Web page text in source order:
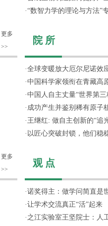
更多
>>
更多
>>
·“数智力学的理论与方法”
院 所
·全球变暖放大厄尔尼诺效
·中国科学家领衔在青藏高
·中国人自主丈量“世界第
· 成功产生并鉴别稀有原子
· 王继红: 做自主创新的“追
· 以匠心突破封锁，他们稳
观 点
·诺奖得主：做学问简直是
·让学术交流真正“活”起来
· 之江实验室王坚院士：人